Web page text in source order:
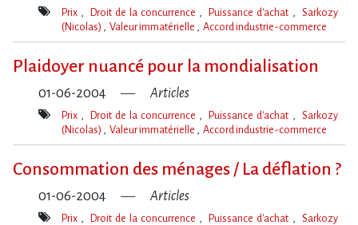
Mot(s)-
Prix Droit de la concurrence Puissance d'achat
Sarkozy
(Nicolas)
Valeur immatérielle Accord industrie-commerce
Plaidoyer nuancé pour la mondialisation
01-06-2004 Articles
Mot(s)-
Prix Droit de la concurrence Puissance d'achat
Sarkozy
(Nicolas)
Valeur immatérielle Accord industrie-commerce
Consommation des ménages / La déflation ?
01-06-2004 Articles
Prix Droit de la concurrence Puissance d'achat
Sarkozy